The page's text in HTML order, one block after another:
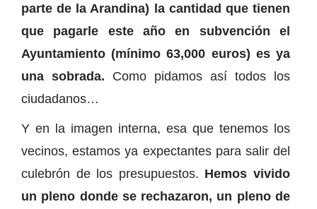
parte de la Arandina) la cantidad que tienen
que pagarle este año en subvención el
Ayuntamiento (mínimo 63,000 euros) es ya
una sobrada. Como pidamos así todos los
ciudadanos…
Y en la imagen interna, esa que tenemos los
vecinos, estamos ya expectantes para salir del
culebrón de los presupuestos. Hemos vivido
un pleno donde se rechazaron, un pleno de